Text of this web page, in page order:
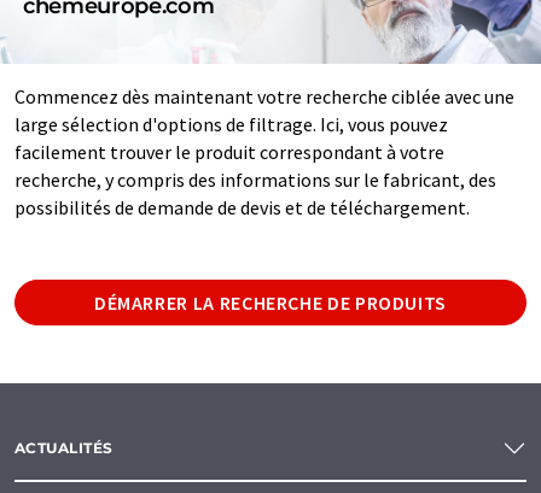
chemeurope.com
Commencez dès maintenant votre recherche ciblée avec une
large sélection d'options de filtrage. Ici, vous pouvez
facilement trouver le produit correspondant à votre
recherche, y compris des informations sur le fabricant, des
possibilités de demande de devis et de téléchargement.
DÉMARRER LA RECHERCHE DE PRODUITS
ACTUALITÉS